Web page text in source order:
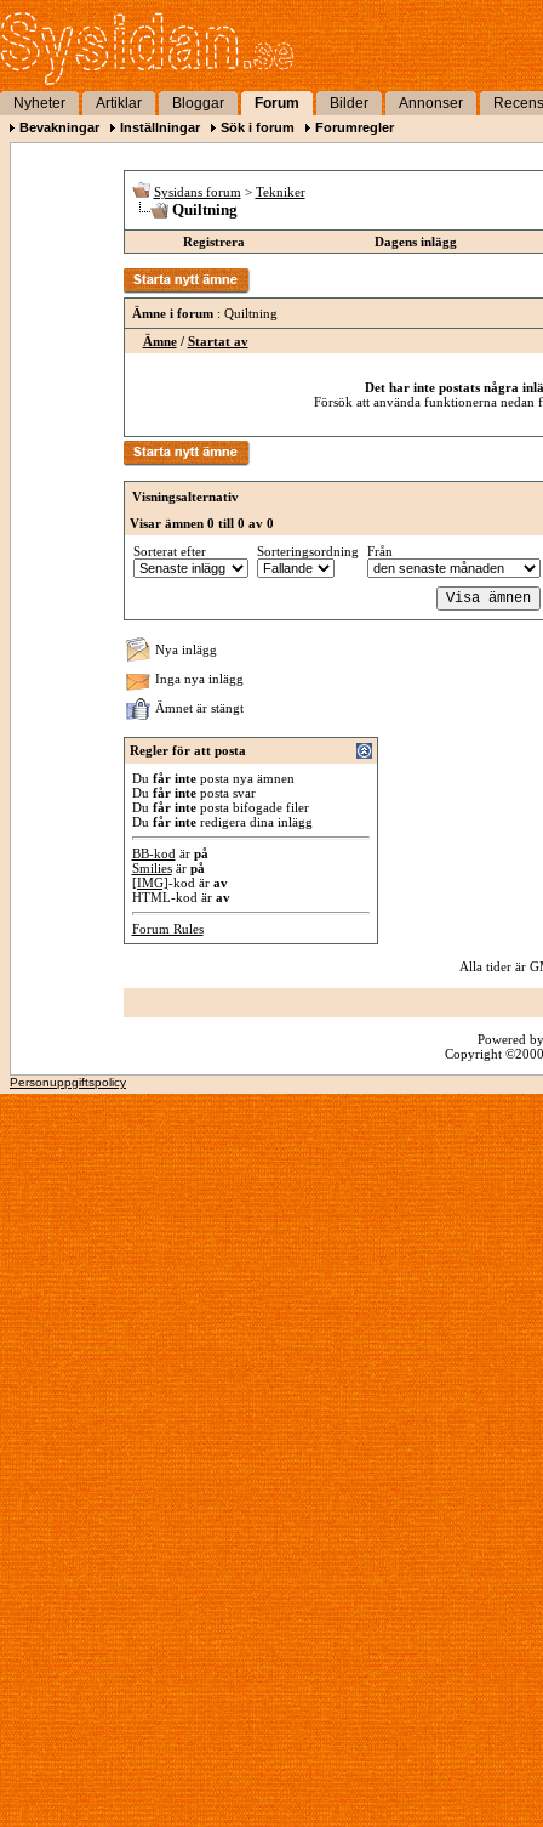
Nyheter Artiklar Bloggar Forum Bilder Annonser
Bevakningar Inställningar Sök i forum Forumregler
Sysidans forum > Tekniker
Quiltning
Registrera Dagens inlägg
Ämne i forum: Quiltning
Ämne/ Startat av
Det har inte postats några
Försök att använda funktionerna nedan
Visningsalternativ
Visar ämnen 0 till 0 av 0
Sorterat efter
Sorteringsordning Från
Nya inlägg
Inga nya inlägg
Ämnet är stängt
Regler för att posta
Du får inteposta nya ämnen
Du får inteposta svar
Du får inteposta bifogade filer
Du får interedigera dina inlägg
BB-kod är på
Smiliesär på
[IMG]-kod är av
HTML-kod är av
Forum Rules
Alla tider är
Powered
Copyright
Personuppgiftspolicy